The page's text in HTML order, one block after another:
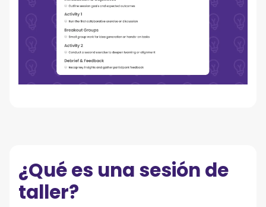
¿Qué es una sesión de
taller?